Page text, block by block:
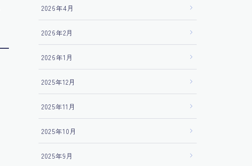
2026年4月
2026年2月
2026年1月
2025年12月
2025年11月
2025年10月
2025年9月